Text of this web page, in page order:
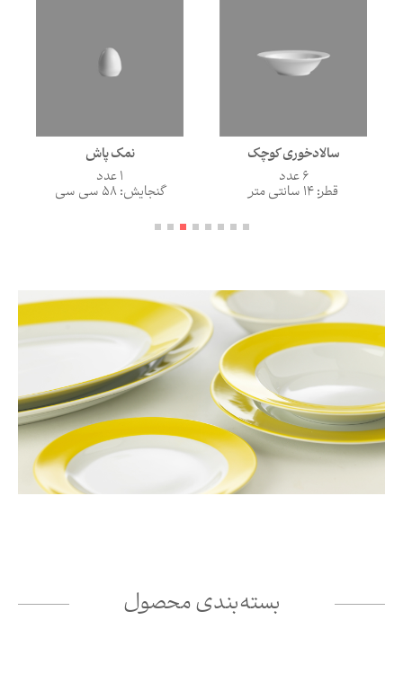
سالادخوری کوچک
6 عدد
قطر: 14 سانتی متر
نمک پاش
1 عدد
گنجایش: 58 سی سی
بسته‌بندی محصول